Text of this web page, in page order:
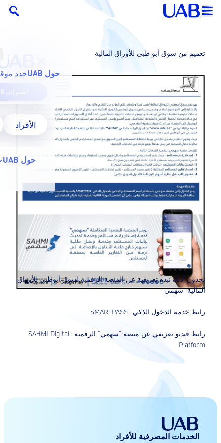
انضم إلى UAB
الأفراد
حول UAB
حول UAB حدد
تعميم من سوق أبو ظبي للأوراق المالية
تجدون أدناه نبذه تعريفية عن المنصة الرقمية لسوق أبوظبي للأوراق
المالية "سهمي"
رابط خدمة الدخول الذكي :SMARTPASS
رابط فيديو تعريفي عن منصة "سهمي" الرقمية : SAHMI Digital
Platform
الخدمات المصرفية للأفراد